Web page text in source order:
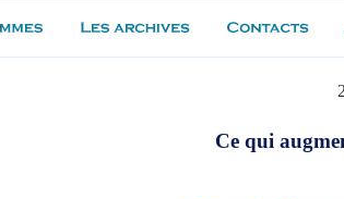
Ce qui